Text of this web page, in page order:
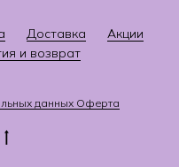
Доставка
Акции
и возврат
данных Оферта